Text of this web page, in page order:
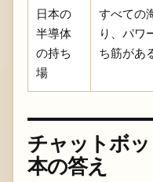
日本の
半導体
の持ち
場
すべての
り、パワ
ち筋があ
チャットボ
本の答え